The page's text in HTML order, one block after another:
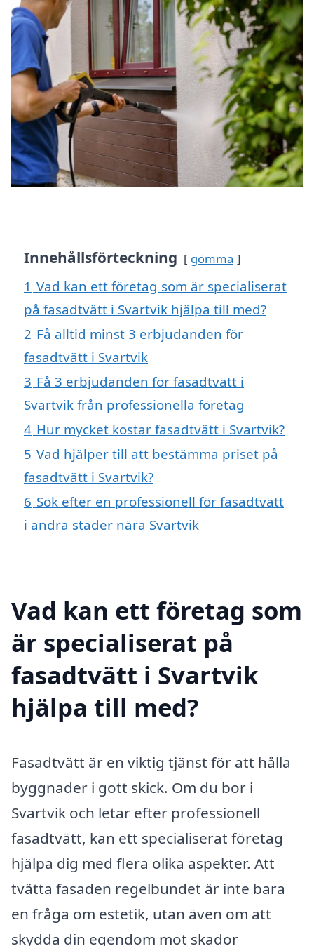
Innehållsförteckning gömma
1 Vad kan ett företag som är specialiserat
på fasadtvätt i Svartvik hjälpa till med?
2 Få alltid minst 3 erbjudanden för
fasadtvätt i Svartvik
3 Få 3 erbjudanden för fasadtvätt i
Svartvik från professionella företag
4 Hur mycket kostar fasadtvätt i Svartvik?
5 Vad hjälper till att bestämma priset på
fasadtvätt i Svartvik?
6 Sök efter en professionell för fasadtvätt
i andra städer nära Svartvik
Vad kan ett företag som
är specialiserat på
fasadtvätt i Svartvik
hjälpa till med?
Fasadtvätt är en viktig tjänst för att hålla
byggnader i gott skick. Om du bor i
Svartvik och letar efter professionell
fasadtvätt, kan ett specialiserat företag
hjälpa dig med flera olika aspekter. Att
tvätta fasaden regelbundet är inte bara
en fråga om estetik, utan även om att
skydda din egendom mot skador